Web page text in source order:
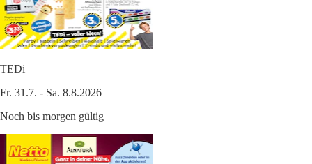
TEDi
Fr. 31.7. - Sa. 8.8.2026
Noch bis morgen gültig